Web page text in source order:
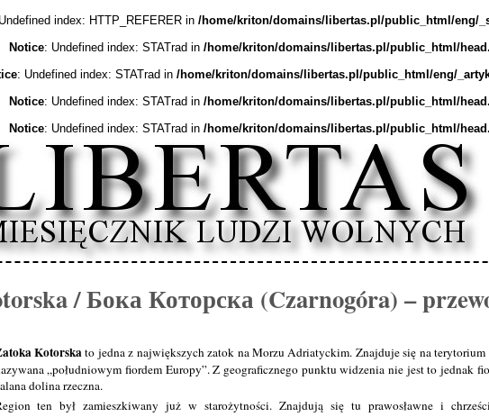
index: HTTP_REFERER in /home/kriton/domains/libertas.pl/public_html/eng/
Notice: Undefined index: STATrad in /home/kriton/domains/libertas.pl/public_html/
: Undefined index: STATrad in /home/kriton/domains/libertas.pl/public_html/eng/
Notice: Undefined index: STATrad in /home/kriton/domains/libertas.pl/public_html/
Notice: Undefined index: STATrad in /home/kriton/domains/libertas.pl/public_html/
/ Бока Которска (Czarnogóra) –
Kotorskato jedna z największych zatok na Morzu Adriatyckim. Znajduje się na
„południowym fiordem Europy”. Z geograficznego punktu widzenia nie jest to jednak
dolina rzeczna.
ten był zamieszkiwany już w starożytności. Znajdują się tu prawosławne i